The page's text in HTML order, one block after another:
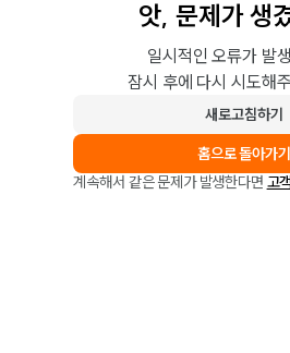
앗, 문제가 생
일시적인 오류가 발
잠시 후에 다시 시도해
새로고침하기
홈으로 돌아가기
계속해서 같은 문제가 발생한다면 고